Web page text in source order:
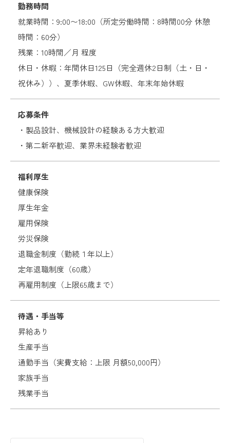
勤務時間
就業時間：9:00〜18:00（所定労働時間：8時間00分 休憩
時間：60分）
残業：10時間／月 程度
休日・休暇：年間休日125日（完全週休2日制（土・日・
祝休み））、夏季休暇、GW休暇、年末年始休暇
応募条件
・製品設計、機械設計の経験ある方大歓迎
・第二新卒歓迎、業界未経験者歓迎
福利厚生
健康保険
厚生年金
雇用保険
労災保険
退職金制度（勤続１年以上）
定年退職制度（60歳）
再雇用制度（上限65歳まで）
待遇・手当等
昇給あり
生産手当
通勤手当（実費支給：上限 月額50,000円）
家族手当
残業手当